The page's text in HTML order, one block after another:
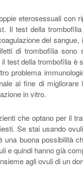
eterosessuali con
Il test della
del
di trombofilia
test della trombofilia
problema
al fine di
in vitro.
che optano per il
Se stai usando
una buona possibilità
e quindi hanno già
agli ovuli di un